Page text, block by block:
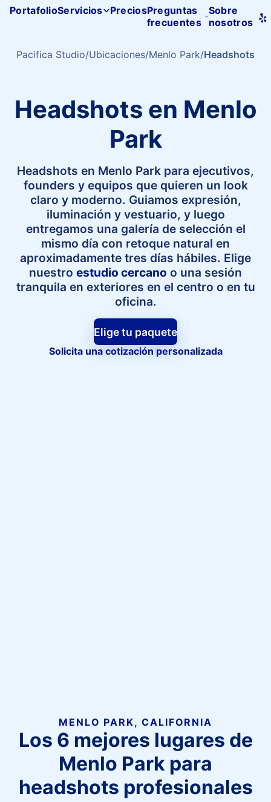
Studio
PortafolioServicios PreciosPreguntas
frecuentes
Sobre
nosotros
Pacifica Studio Ubicaciones Menlo Park Headshots
Headshots en Menlo
Park
Headshots en Menlo Park para ejecutivos,
founders y equipos que quieren un look
claro y moderno. Guiamos expresión,
iluminación y vestuario, y luego
entregamos una galería de selección el
mismo día con retoque natural en
aproximadamente tres días hábiles. Elige
nuestro estudio cercano o una sesión
tranquila en exteriores en el centro o en tu
oficina.
Elige tu paquete
Solicita una cotización personalizada
MENLO PARK, CALIFORNIA
Los 6 mejores lugares de
Menlo Park para
headshots profesionales